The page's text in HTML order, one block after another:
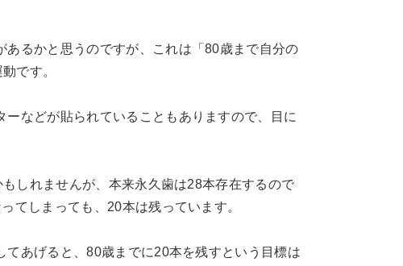
あるかと思うのですが、これは「80歳まで自分の
です。
などが貼られていることもありますので、目に
しれませんが、本来永久歯は28本存在するので
てしまっても、20本は残っています。
あげると、80歳までに20本を残すという目標は